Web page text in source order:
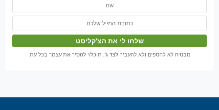
מבטיח לא להספים ולא להעביר לצד ג', תוכל/י להסיר את עצמך בכל עת.